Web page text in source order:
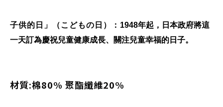
子供的日」（こどもの日） ： 1948年起，日本政府將這
一天訂為慶祝兒童健康成長、關注兒童幸福的日子。
材質:棉80% 聚酯纖維20%